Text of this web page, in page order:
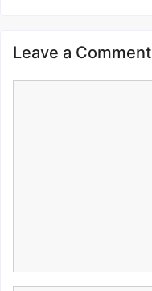
Leave a Comment